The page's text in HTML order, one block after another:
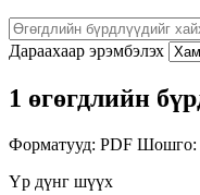
Дараахаар эрэмбэлэх
1 өгөгдлийн
Форматууд: PDF Шошго:
Үр дүнг шүүх